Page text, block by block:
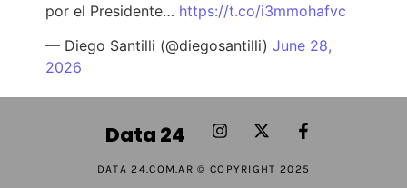
por el Presidente… https://t.co/i3mmohafvc
— Diego Santilli (@diegosantilli) June 28,
2026
Data 24
DATA 24.COM.AR © COPYRIGHT 2025